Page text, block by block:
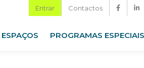
Entrar Contactos
PROGRAMAS ESPECIAIS